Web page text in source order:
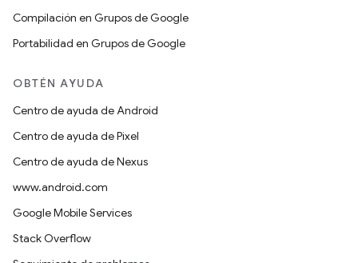
Compilación en Grupos de Google
Portabilidad en Grupos de Google
OBTÉN AYUDA
Centro de ayuda de Android
Centro de ayuda de Pixel
Centro de ayuda de Nexus
www.android.com
Google Mobile Services
Stack Overflow